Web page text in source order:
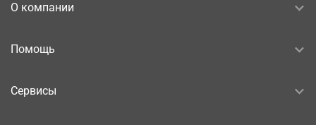
О компании
Помощь
Сервисы